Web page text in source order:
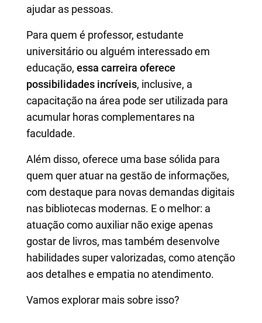
ajudar as pessoas.
Para quem é professor, estudante
universitário ou alguém interessado em
educação, essa carreira oferece
possibilidades incríveis, inclusive, a
capacitação na área pode ser utilizada para
acumular horas complementares na
faculdade.
Além disso, oferece uma base sólida para
quem quer atuar na gestão de informações,
com destaque para novas demandas digitais
nas bibliotecas modernas. E o melhor: a
atuação como auxiliar não exige apenas
gostar de livros, mas também desenvolve
habilidades super valorizadas, como atenção
aos detalhes e empatia no atendimento.
Vamos explorar mais sobre isso?